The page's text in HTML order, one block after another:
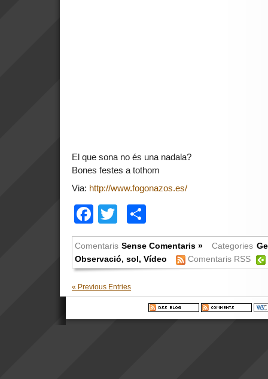
El que sona no és una nadala?
Bones festes a tothom
Via: http://www.fogonazos.es/
Facebook
Twitter
Comentaris Sense Comentaris » Categories
Observació, sol, Vídeo Comentaris RSS
« Previous Entries